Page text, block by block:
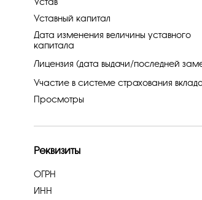
Уставный капитал
Дата изменения величины уставного
капитала
Лицензия (дата выдачи/последней
Участие в системе страхования
Просмотры
Реквизиты
ОГРН
ИНН